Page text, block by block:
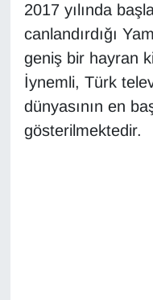
2017 yılında
canlandırdığı
geniş bir hayran
İynemli, Türk
dünyasının en
gösterilmektedir.
SPOR
TEBRİK
TEKNOLOJİ